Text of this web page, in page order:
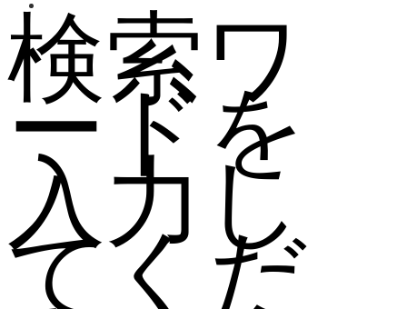
検索ワ
ードを
入力し
てくだ